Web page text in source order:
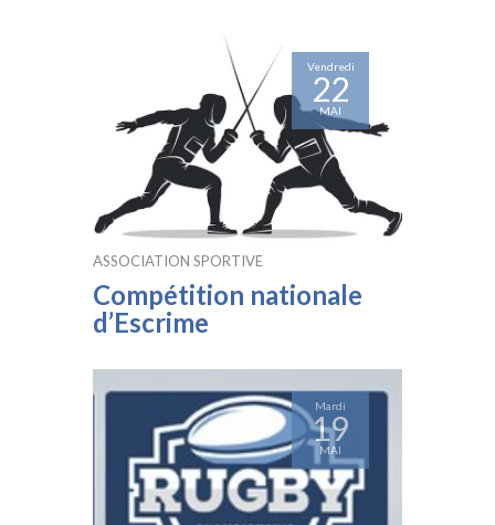
Vendredi
22
MAI
ASSOCIATION SPORTIVE
Compétition nationale
d’Escrime
Mardi
19
MAI